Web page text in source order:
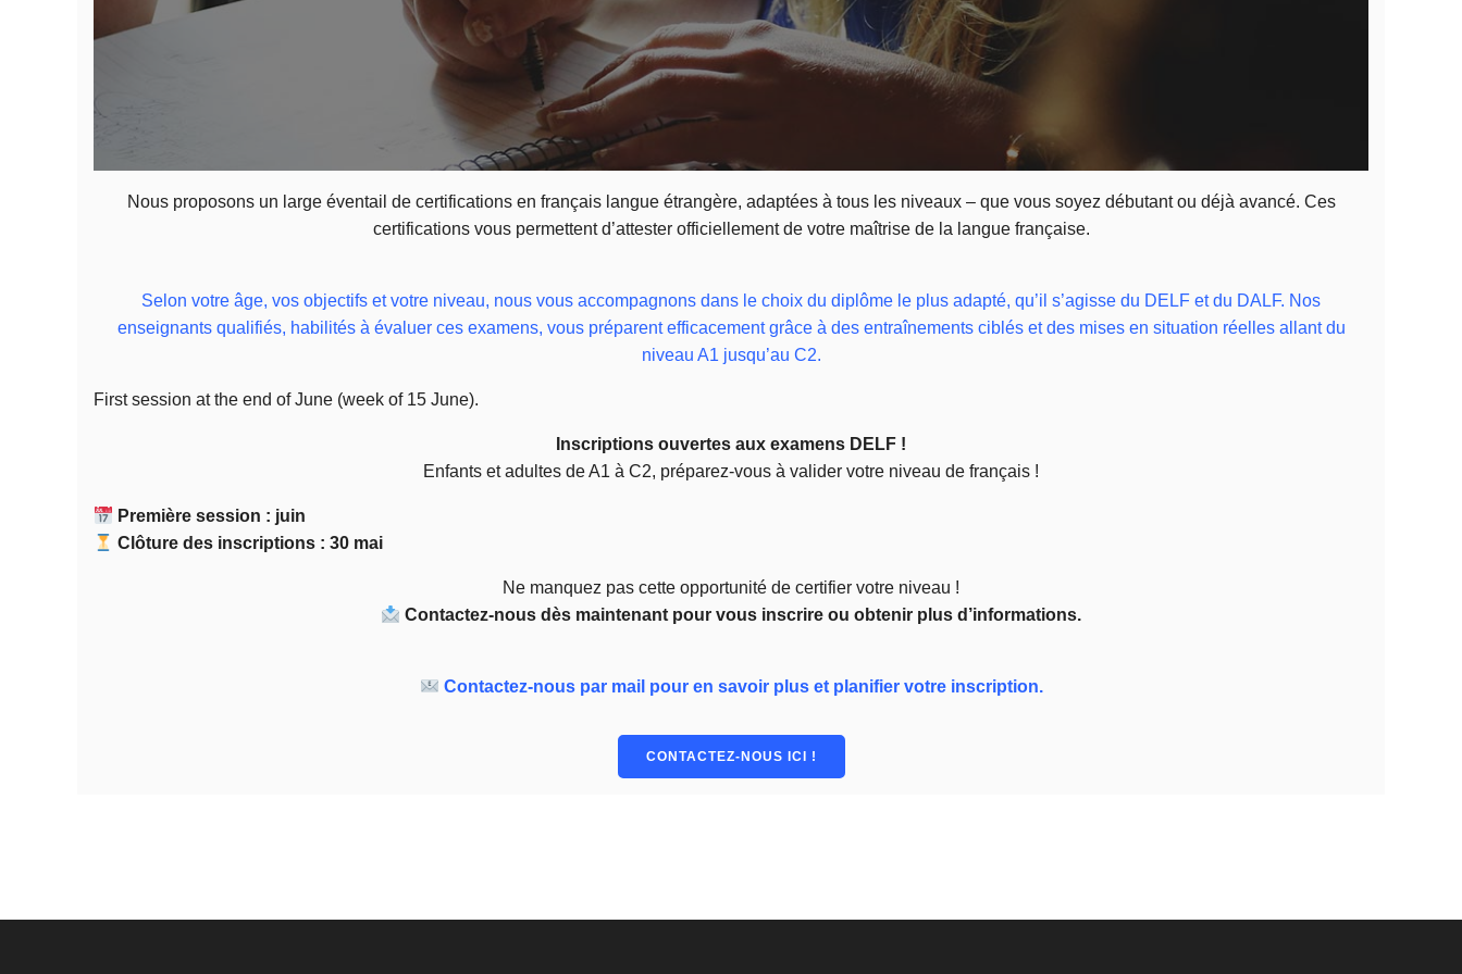
Nous proposons un large éventail de certifications en français langue étrangère, adaptées à tous les niveaux – que vous soyez débutant ou déjà avancé. Ces
certifications vous permettent d’attester officiellement de votre maîtrise de la langue française.
Selon votre âge, vos objectifs et votre niveau, nous vous accompagnons dans le choix du diplôme le plus adapté, qu’il s’agisse du DELF et du DALF. Nos
enseignants qualifiés, habilités à évaluer ces examens, vous préparent efficacement grâce à des entraînements ciblés et des mises en situation réelles allant du
niveau A1 jusqu’au C2.
First session at the end of June (week of 15 June).
Inscriptions ouvertes aux examens DELF !
Enfants et adultes de A1 à C2, préparez-vous à valider votre niveau de français !
Première session : juin
Clôture des inscriptions : 30 mai
Ne manquez pas cette opportunité de certifier votre niveau !
Contactez-nous dès maintenant pour vous inscrire ou obtenir plus d’informations.
Contactez-nous par mail pour en savoir plus et planifier votre inscription.
CONTACTEZ-NOUS ICI !